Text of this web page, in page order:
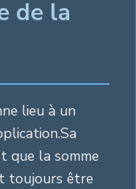
de la
lieu à un
que la somme
toujours être